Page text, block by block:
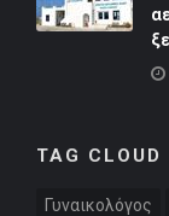
TAG CLOUD
Γυναικολόγος